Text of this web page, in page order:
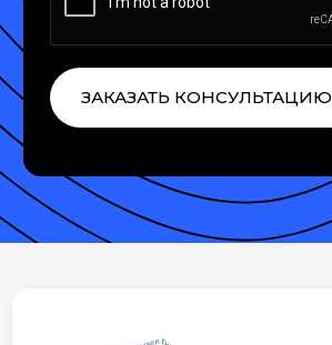
ЗАКАЗАТЬ КОНСУЛЬТАЦИЮ